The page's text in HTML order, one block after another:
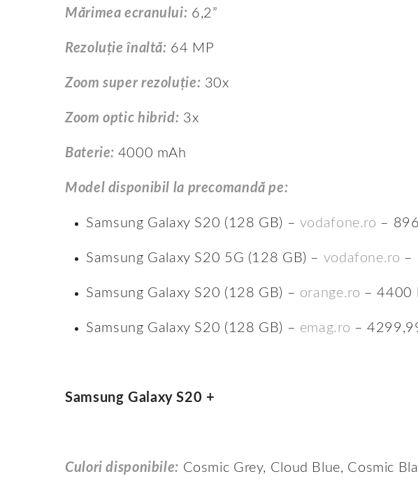
Mărimea ecranului: 6,2”
Rezoluție înaltă: 64 MP
Zoom super rezoluție: 30x
Zoom optic hibrid: 3x
Baterie: 4000 mAh
Model disponibil la precomandă pe:
Samsung Galaxy S20 (128 GB) – vodafone.ro –
Samsung Galaxy S20 5G (128 GB) – vodafone.ro –
Samsung Galaxy S20 (128 GB) – orange.ro – 4400
Samsung Galaxy S20 (128 GB) – emag.ro –
Samsung Galaxy S20 +
Culori disponibile: Cosmic Grey, Cloud Blue, Cosmic